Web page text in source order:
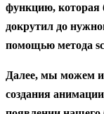
функцию, которая
докрутил до
помощью метода
Далее, мы можем
создания